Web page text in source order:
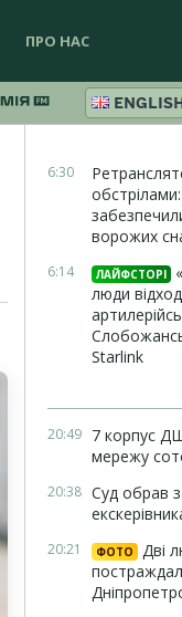
ПРО НАС
6:30
ворожих
6:14 ЛАЙФСТОРІ
люди
Starlink
20:49 7 корпус
мережу
20:38 Суд обрав
20:21 ФОТО
Дві